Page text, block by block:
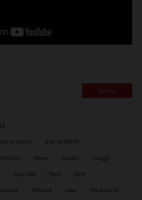
in moto GIRI IN MOTO
News Ducati viaggi
Test ride fiere GPX
Offroad idee The best of